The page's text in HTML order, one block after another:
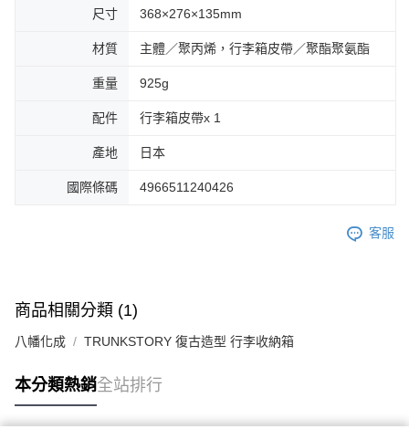
尺寸 368×276×135mm
材質 主體／聚丙烯，行李箱皮帶／聚酯聚氨酯
重量 925g
配件 行李箱皮帶x 1
產地 日本
國際條碼 4966511240426
客服
商品相關分類 (1)
八幡化成 TRUNKSTORY 復古造型 行李收納箱
本分類熱銷全站排行